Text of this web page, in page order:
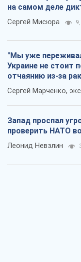
на самом деле
Сергей Мисюра
"Мы уже
Украине не стоит
отчаянию из-за
Сергей Марченко,
Запад проспал
проверить НАТО
Леонид Невзлин